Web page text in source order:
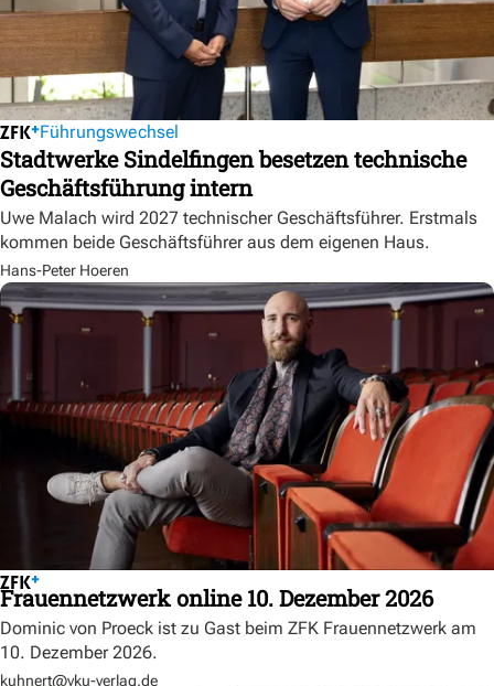
Führungswechsel
Stadtwerke Sindelfingen besetzen technische
Geschäftsführung intern
Uwe Malach wird 2027 technischer Geschäftsführer. Erstmals
kommen beide Geschäftsführer aus dem eigenen Haus.
Hans-Peter Hoeren
Frauennetzwerk online 10. Dezember 2026
Dominic von Proeck ist zu Gast beim ZFK Frauennetzwerk am
10. Dezember 2026.
kuhnert@vku-verlag.de